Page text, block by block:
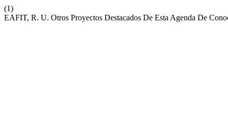
(1)
EAFIT, R. U. Otros Proyectos Destacados De Esta Agenda De